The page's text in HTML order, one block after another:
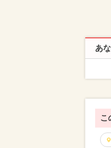
あ
こ